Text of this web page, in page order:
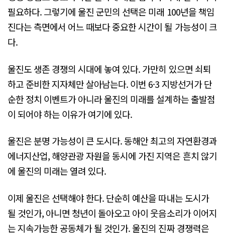
필요하다. 그렇기에 울진 군민의 선택은 미래 100년을 책임
진다는 측면에서 어느 때보다 중요한 시간이 될 가능성이 크
다.
울진도 생존 경쟁의 시대에 놓여 있다. 가만히 있으면 쇠퇴
하고 준비한 지자체만 살아남는다. 이번 6·3 지방선거가 단
순한 정치 이벤트가 아니라 울진의 미래를 설계하는 출발점
이 되어야 하는 이유가 여기에 있다.
울진은 분명 가능성이 큰 도시다. 동해안 최고의 자연환경과
에너지산업, 해양관광 자원을 동시에 가진 지역은 흔치 않기
에 울진의 미래는 열려 있다.
이제 울진은 선택해야 한다. 단순히 예산을 따내는 도시가
될 것인가, 아니면 청년이 돌아오고 아이 웃음소리가 이어지
는 지속가능한 공동체가 될 것인가. 울진의 진짜 경쟁력은